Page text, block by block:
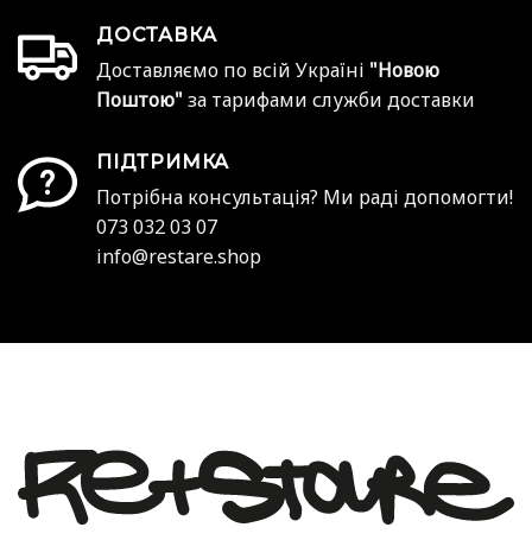
ДОСТАВКА
Доставляємо по всій Україні "Новою
Поштою" за тарифами служби доставки
ПІДТРИМКА
Потрібна консультація? Ми раді допомогти!
073 032 03 07
info@restare.shop